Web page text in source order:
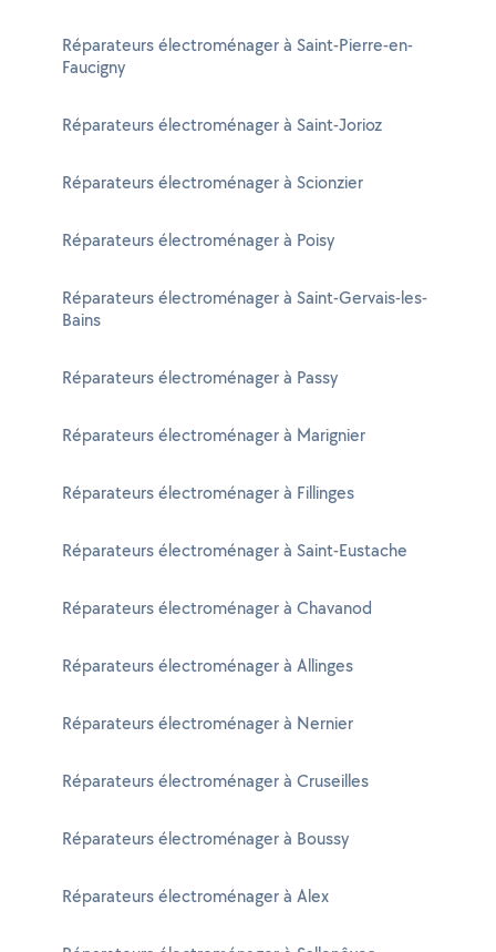
Réparateurs électroménager à Saint-Pierre-en-
Faucigny
Réparateurs électroménager à Saint-Jorioz
Réparateurs électroménager à Scionzier
Réparateurs électroménager à Poisy
Réparateurs électroménager à Saint-Gervais-les-
Bains
Réparateurs électroménager à Passy
Réparateurs électroménager à Marignier
Réparateurs électroménager à Fillinges
Réparateurs électroménager à Saint-Eustache
Réparateurs électroménager à Chavanod
Réparateurs électroménager à Allinges
Réparateurs électroménager à Nernier
Réparateurs électroménager à Cruseilles
Réparateurs électroménager à Boussy
Réparateurs électroménager à Alex